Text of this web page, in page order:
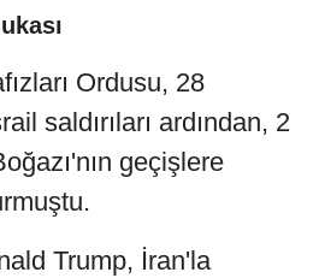
Ordusu, 28
saldırıları ardından, 2
geçişlere
Trump, İran'la